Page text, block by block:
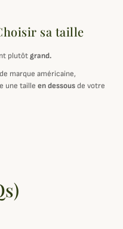
sa taille
plutôt grand.
marque américaine,
une taille en dessousde votre